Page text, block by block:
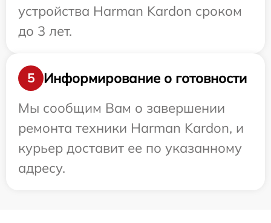
устройства Harman Kardon сроком
до 3 лет.
5
Информирование о готовности
Мы сообщим Вам о завершении
ремонта техники Harman Kardon, и
курьер доставит ее по указанному
адресу.